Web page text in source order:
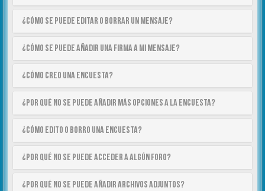
¿Cómo se puede editar o borrar un mensaje?
¿Cómo se puede añadir una firma a mi mensaje?
¿Cómo creo una encuesta?
¿Por qué no se puede añadir más opciones a la encuesta?
¿Cómo edito o borro una encuesta?
¿Por qué no se puede acceder a algún foro?
¿Por qué no se puede añadir archivos adjuntos?